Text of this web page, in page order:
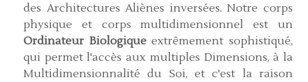
des Architectures Aliènes inversées. Notre corps
physique et corps multidimensionnel est un
Ordinateur Biologiqueextrêmement sophistiqué,
qui permet l'accès aux multiples Dimensions, à la
Multidimensionnalité du Soi, et c'est la raison